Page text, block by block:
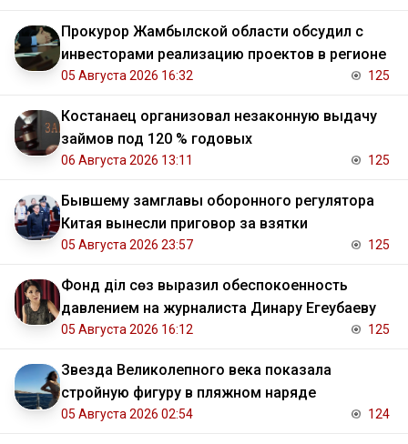
Прокурор Жамбылской области обсудил с
инвесторами реализацию проектов в регионе
05 Августа 2026 16:32 125
Костанаец организовал незаконную выдачу
займов под 120 % годовых
06 Августа 2026 13:11 125
Бывшему замглавы оборонного регулятора
Китая вынесли приговор за взятки
05 Августа 2026 23:57 125
Фонд Әділ сөз выразил обеспокоенность
давлением на журналиста Динару Егеубаеву
05 Августа 2026 16:12 125
Звезда Великолепного века показала
стройную фигуру в пляжном наряде
05 Августа 2026 02:54 124